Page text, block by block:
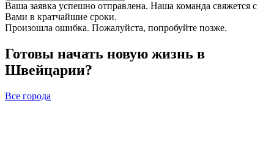
Ваша заявка успешно отправлена. Наша команда свяжется с
Вами в кратчайшие сроки.
Произошла ошибка. Пожалуйста, попробуйте позже.
Готовы начать новую жизнь в
Швейцарии?
Все города